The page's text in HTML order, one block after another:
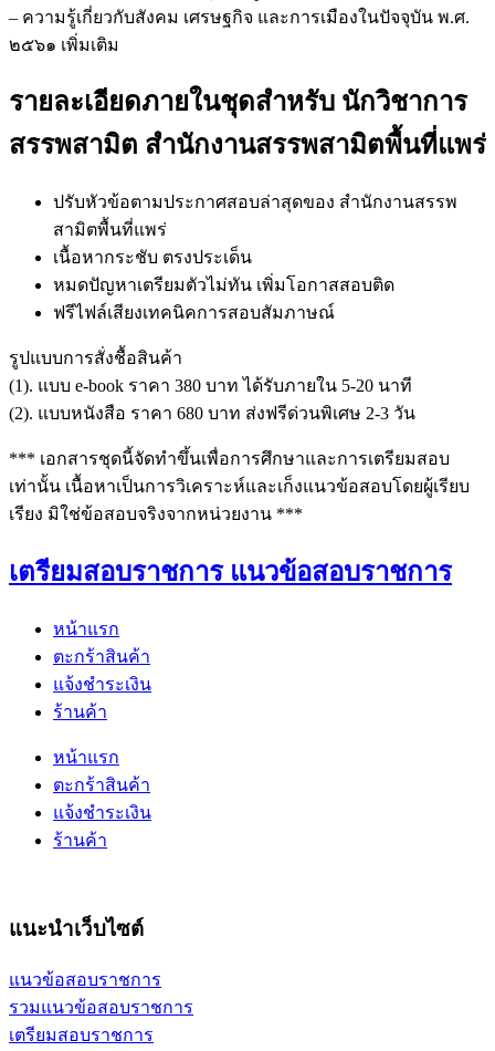
– ความรู้เกี่ยวกับสังคม เศรษฐกิจ และการเมืองในปัจจุบัน พ.ศ.
๒๕๖๑ เพิ่มเติม
รายละเอียดภายในชุดสำหรับ นักวิชาการ
สรรพสามิต สำนักงานสรรพสามิตพื้นที่แพร่
ปรับหัวข้อตามประกาศสอบล่าสุดของ สำนักงานสรรพ
สามิตพื้นที่แพร่
เนื้อหากระชับ ตรงประเด็น
หมดปัญหาเตรียมตัวไม่ทัน เพิ่มโอกาสสอบติด
ฟรีไฟล์เสียงเทคนิคการสอบสัมภาษณ์
รูปแบบการสั่งชื้อสินค้า
(1). แบบ e-book ราคา 380 บาท ได้รับภายใน 5-20 นาที
(2). แบบหนังสือ ราคา 680 บาท ส่งฟรีด่วนพิเศษ 2-3 วัน
*** เอกสารชุดนี้จัดทำขึ้นเพื่อการศึกษาและการเตรียมสอบ
เท่านั้น เนื้อหาเป็นการวิเคราะห์และเก็งแนวข้อสอบโดยผู้เรียบ
เรียง มิใช่ข้อสอบจริงจากหน่วยงาน ***
เตรียมสอบราชการ แนวข้อสอบราชการ
หน้าแรก
ตะกร้าสินค้า
แจ้งชำระเงิน
ร้านค้า
หน้าแรก
ตะกร้าสินค้า
แจ้งชำระเงิน
ร้านค้า
แนะนำเว็บไซต์
แนวข้อสอบราชการ
รวมแนวข้อสอบราชการ
เตรียมสอบราชการ